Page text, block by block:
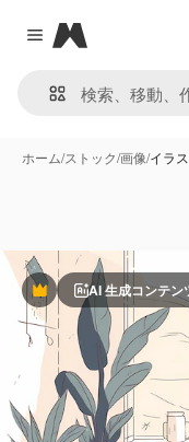
Close menu
Magnific
ホーム/ストック/画像/イラ
PremiumAI 生成コンテン